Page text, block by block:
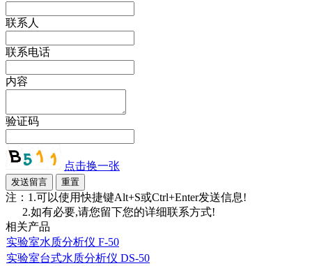
联系人
联系电话
内容
验证码
点击换一张
注：1.可以使用快捷键Alt+S或Ctrl+Enter发送信息!
2.如有必要,请您留下您的详细联系方式!
相关产品
实验室水质分析仪 F-50
实验室台式水质分析仪 DS-50